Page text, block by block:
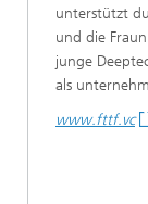
unterstützt
und die
junge
als
www.fttf.vc